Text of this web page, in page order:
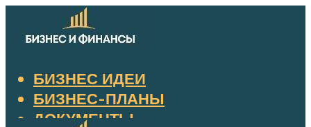
БИЗНЕС ИДЕИ
БИЗНЕС-ПЛАНЫ
ДОКУМЕНТЫ